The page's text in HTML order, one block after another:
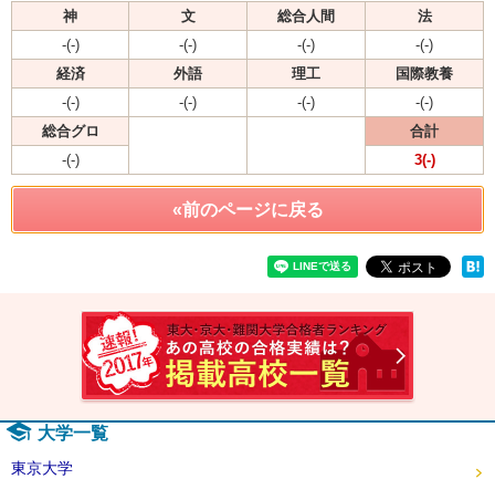
神 文 総合人間
法
-(-)
-(-) -(-)
-(-)
経済
外語 理工
国際教養
-(-)
-(-) -(-)
-(-)
総合グロ
合計
-(-)
3(-)
«前のページに戻る
大学一覧
東京大学